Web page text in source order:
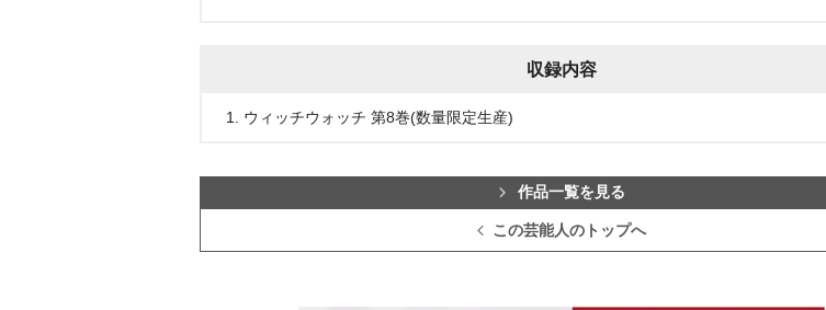
収録内容
1. ウィッチウォッチ 第8巻(数量限定生産)
作品一覧を見る
この芸能人のトップへ